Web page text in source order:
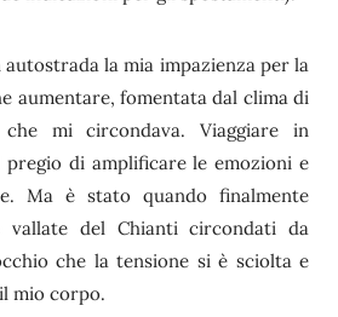
la mia impazienza per la
aumentare, fomentata dal clima di
che mi circondava. Viaggiare in
di amplificare le emozioni e
Ma è stato quando finalmente
vallate del Chianti circondati da
che la tensione si è sciolta e
mio corpo.